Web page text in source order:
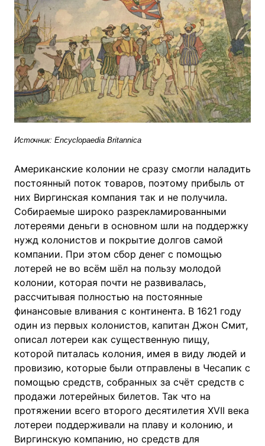
Источник: Encyclopaedia Britannica
Американские колонии не сразу смогли наладить
постоянный поток товаров, поэтому прибыль от
них Виргинская компания так и не получила.
Собираемые широко разрекламированными
лотереями деньги в основном шли на поддержку
нужд колонистов и покрытие долгов самой
компании. При этом сбор денег с помощью
лотерей не во всём шёл на пользу молодой
колонии, которая почти не развивалась,
рассчитывая полностью на постоянные
финансовые вливания с континента. В 1621 году
один из первых колонистов, капитан Джон Смит,
описал лотереи как существенную пищу,
которой питалась колония, имея в виду людей и
провизию, которые были отправлены в Чесапик с
помощью средств, собранных за счёт средств с
продажи лотерейных билетов. Так что на
протяжении всего второго десятилетия XVII века
лотереи поддерживали на плаву и колонию, и
Виргинскую компанию, но средств для